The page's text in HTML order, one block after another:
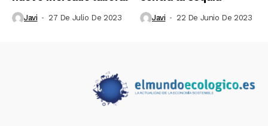
Javi 27 De Julio De 2023 Javi 22 De Junio De 2023